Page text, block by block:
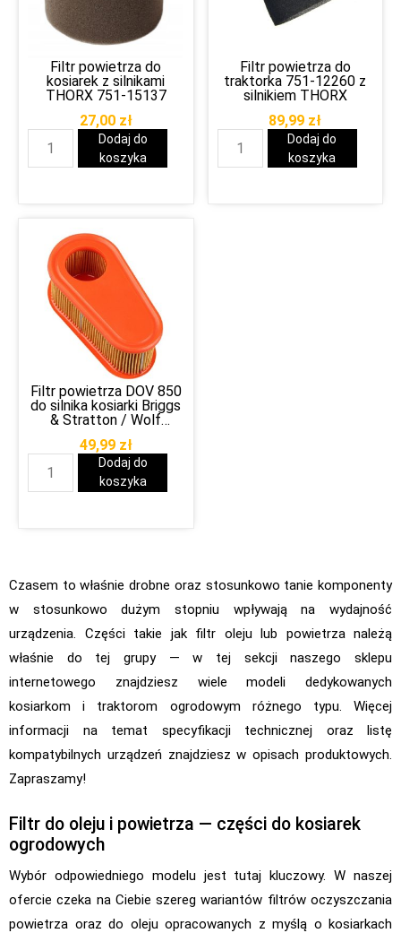
Filtr powietrza do
kosiarek z silnikami
THORX 751-15137
27,00 zł
Dodaj do
koszyka
Filtr powietrza do
traktorka 751-12260 z
silnikiem THORX
89,99 zł
Dodaj do
koszyka
Filtr powietrza DOV 850
do silnika kosiarki Briggs
& Stratton / Wolf
49,99 zł
Dodaj do
koszyka
Czasem to właśnie drobne oraz stosunkowo tanie komponenty
w stosunkowo dużym stopniu wpływają na wydajność
urządzenia. Części takie jak filtr oleju lub powietrza należą
właśnie do tej grupy — w tej sekcji naszego sklepu
internetowego znajdziesz wiele modeli dedykowanych
kosiarkom i traktorom ogrodowym różnego typu. Więcej
informacji na temat specyfikacji technicznej oraz listę
kompatybilnych urządzeń znajdziesz w opisach produktowych.
Zapraszamy!
Filtr do oleju i powietrza — części do kosiarek
ogrodowych
Wybór odpowiedniego modelu jest tutaj kluczowy. W naszej
ofercie czeka na Ciebie szereg wariantów filtrów oczyszczania
powietrza oraz do oleju opracowanych z myślą o kosiarkach